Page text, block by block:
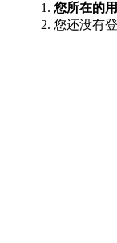
您所在的
您还没有